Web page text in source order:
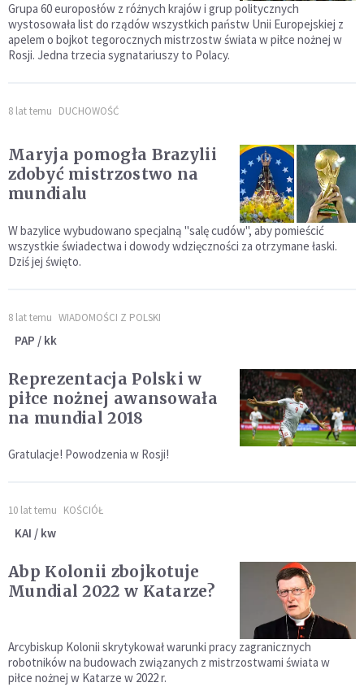
Grupa 60 europosłów z różnych krajów i grup politycznych
wystosowała list do rządów wszystkich państw Unii Europejskiej z
apelem o bojkot tegorocznych mistrzostw świata w piłce nożnej w
Rosji. Jedna trzecia sygnatariuszy to Polacy.
8 lat temu DUCHOWOŚĆ
Maryja pomogła Brazylii
zdobyć mistrzostwo na
mundialu
W bazylice wybudowano specjalną "salę cudów", aby pomieścić
wszystkie świadectwa i dowody wdzięczności za otrzymane łaski.
Dziś jej święto.
8 lat temu WIADOMOŚCI Z POLSKI
PAP / kk
Reprezentacja Polski w
piłce nożnej awansowała
na mundial 2018
Gratulacje! Powodzenia w Rosji!
10 lat temu KOŚCIÓŁ
KAI / kw
Abp Kolonii zbojkotuje
Mundial 2022 w Katarze?
Arcybiskup Kolonii skrytykował warunki pracy zagranicznych
robotników na budowach związanych z mistrzostwami świata w
piłce nożnej w Katarze w 2022 r.